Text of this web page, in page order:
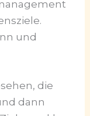
und
die
dann